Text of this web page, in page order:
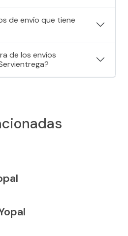
de envío que tiene
de los envíos